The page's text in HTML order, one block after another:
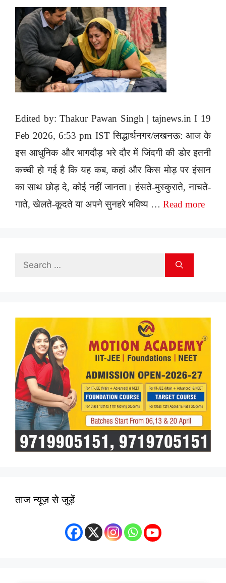
Edited by: Thakur Pawan Singh | tajnews.in I 19
Feb 2026, 6:53 pm IST सिद्धार्थनगर/लखनऊ: आज के
इस आधुनिक और भागदौड़ भरे दौर में जिंदगी की डोर इतनी
कच्ची हो गई है कि यह कब, कहां और किस मोड़ पर इंसान
का साथ छोड़ दे, कोई नहीं जानता। हंसते-मुस्कुराते, नाचते-
गाते, खेलते-कूदते या अपने सुनहरे भविष्य … Read more
Search
ताज न्यूज़ से जुड़ें